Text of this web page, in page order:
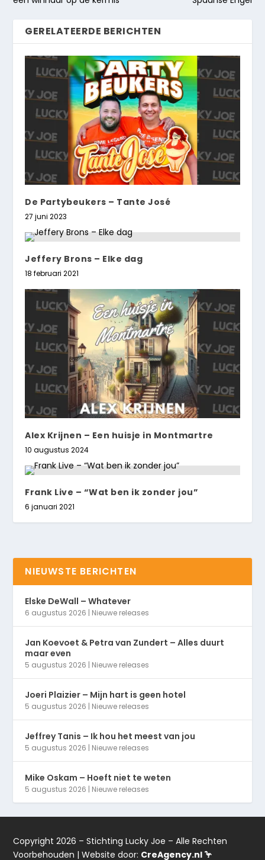
GERELATEERDE BERICHTEN
De Partybeukers – Tante José
27 juni 2023
Jeffery Brons – Elke dag
18 februari 2021
Alex Krijnen – Een huisje in Montmartre
10 augustus 2024
Frank Live – “Wat ben ik zonder jou”
6 januari 2021
NIEUWSTE BERICHTEN
Elske DeWall – Whatever
6 augustus 2026 | Nieuwe releases
Jan Koevoet & Petra van Zundert – Alles duurt
maar even
5 augustus 2026 | Nieuwe releases
Joeri Plaizier – Mijn hart is geen hotel
5 augustus 2026 | Nieuwe releases
Jeffrey Tanis – Ik hou het meest van jou
5 augustus 2026 | Nieuwe releases
Mike Oskam – Hoeft niet te weten
5 augustus 2026 | Nieuwe releases
Copyright 2026 – Stichting Lucky Joe – Alle Rechten
Voorbehouden | Website door: CreAgency.nl 🦩